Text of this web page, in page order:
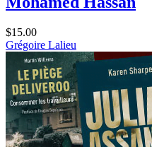
$15.00
Grégoire Lalieu